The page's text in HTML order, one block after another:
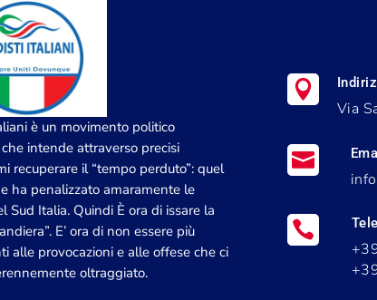
è un movimento politico
intende attraverso precisi
recuperare il “tempo perduto”: quel
ha penalizzato amaramente le
Sud Italia. Quindi È ora di issare la
E’ ora di non essere più
alle provocazioni e alle offese che ci
oltraggiato.

Via

